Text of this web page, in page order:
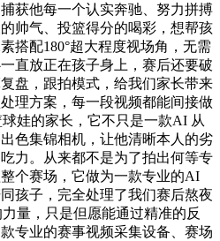
获他每一个认实奔驰、努力拼搏
帅气、投篮得分的喝彩，想帮孩
搭配180°超大程度视场角，无需
直放正在孩子身上，赛后还要破
盘，跟拍模式，给我们家长带来
理方案，每一段视频都能间接做
娃的家长，它不只是一款AI 从
色集锦相机，让他清晰本人的劣
力。从来都不是为了拍出何等专
个赛场，它做为一款专业的AI
孩子，完全处理了我们赛后熬夜
量，只是但愿能通过精准的反
专业的赛事视频采集设备、赛场